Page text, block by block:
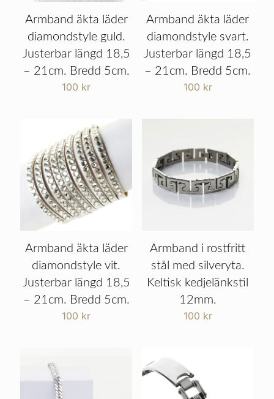
Armband äkta läder
diamondstyle guld.
Justerbar längd 18,5
– 21cm. Bredd 5cm.
100 kr
Armband äkta läder
diamondstyle svart.
Justerbar längd 18,5
– 21cm. Bredd 5cm.
100 kr
Armband äkta läder
diamondstyle vit.
Justerbar längd 18,5
– 21cm. Bredd 5cm.
100 kr
Armband i rostfritt
stål med silveryta.
Keltisk kedjelänkstil
12mm.
100 kr